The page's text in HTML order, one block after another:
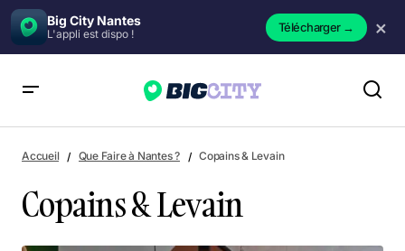
Big City Nantes
L'appli est dispo ! Télécharger→ ×
Accueil Que Faire à Nantes ? Copains & Levain
Copains & Levain